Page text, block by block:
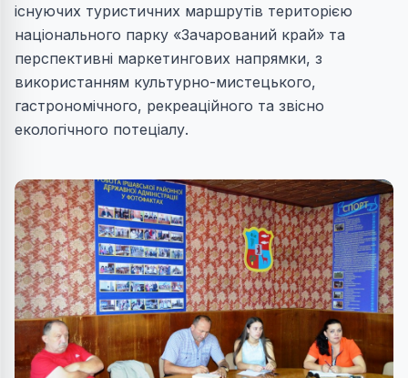
існуючих туристичних маршрутів територією
національного парку «Зачарований край» та
перспективні маркетингових напрямки, з
використанням культурно-мистецького,
гастрономічного, рекреаційного та звісно
екологічного потеціалу.